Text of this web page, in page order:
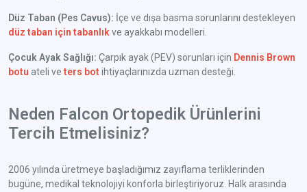
Düz Taban (Pes Cavus): İçe ve dışa basma sorunlarını destekleyen
düz taban için tabanlık ve ayakkabı modelleri.
Çocuk Ayak Sağlığı: Çarpık ayak (PEV) sorunları için Dennis Brown
botu ateli veters bot ihtiyaçlarınızda uzman desteği.
Neden Falcon Ortopedik Ürünlerini
Tercih Etmelisiniz?
2006 yılında üretmeye başladığımız zayıflama terliklerinden
bugüne, medikal teknolojiyi konforla birleştiriyoruz. Halk arasında